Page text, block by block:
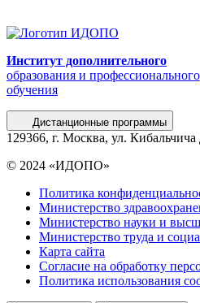
Институт дополнительного
образования и профессионального
обучения
Дистанционные программы
129366, г. Москва, ул. Кибальчича
© 2024 «ИДОПО»
Политика
Министерство
Министерство науки и
Министерство труда и
Карта сайта
Согласие на обработку
Политика использования